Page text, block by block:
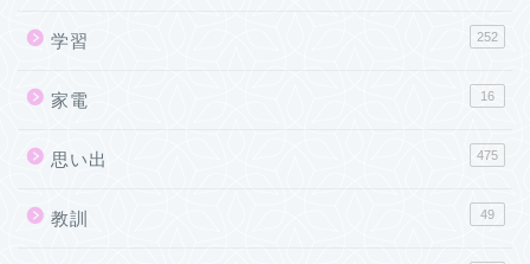
学習 252
家電 16
思い出 475
教訓 49